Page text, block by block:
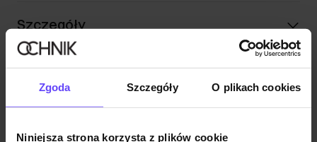
Zgoda Szczegóły O plikach cookies
Niniejsza strona korzysta z plików cookie
Szczegóły
Skład